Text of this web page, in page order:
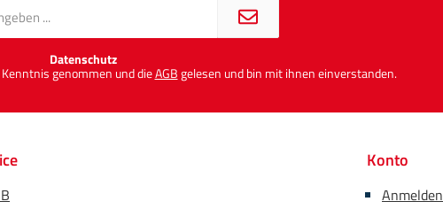
Datenschutz
genommen und dieAGBgelesen und bin mit ihnen einverstanden.
Konto
Anmelden